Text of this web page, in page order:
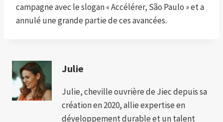
campagne avec le slogan « Accélérer, São Paulo » et a
annulé une grande partie de ces avancées.
Julie
Julie, cheville ouvrière de Jiec depuis sa
création en 2020, allie expertise en
développement durable et un talent